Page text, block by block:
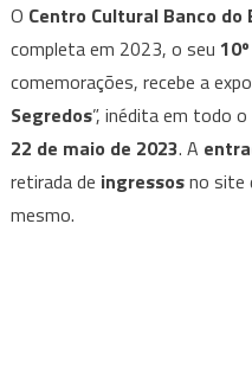
O Centro Cultural Banco do
completa em 2023, o seu
comemorações, recebe a
Segredos”, inédita em todo
22 de maio de 2023. A
retirada de ingressosno site
mesmo.